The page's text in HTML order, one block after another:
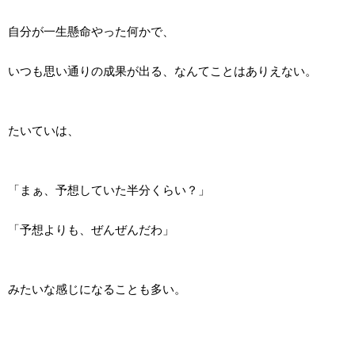
自分が一生懸命やった何かで、
いつも思い通りの成果が出る、なんてことはありえない。
たいていは、
「まぁ、予想していた半分くらい？」
「予想よりも、ぜんぜんだわ」
みたいな感じになることも多い。